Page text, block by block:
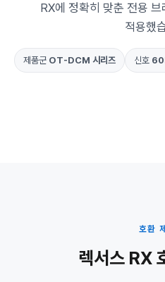
RX에 정확히 맞춘 전용
적용했
제품군 OT-DCM 시리즈 신호
호환
렉서스 RX